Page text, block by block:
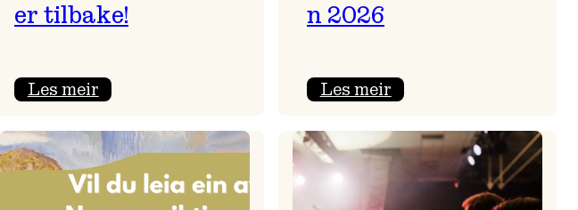
er tilbake!
Les meir:
er
tilbake!
n 2026
Les meir:
2026